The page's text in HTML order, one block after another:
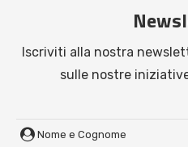
Iscriviti alla nostra
sulle nostre